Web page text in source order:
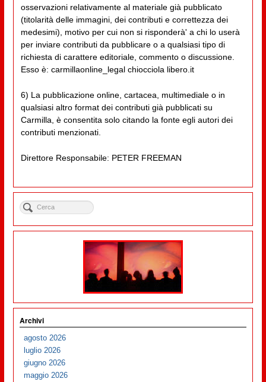
osservazioni relativamente al materiale già pubblicato
(titolarità delle immagini, dei contributi e correttezza dei
medesimi), motivo per cui non si risponderà' a chi lo userà
per inviare contributi da pubblicare o a qualsiasi tipo di
richiesta di carattere editoriale, commento o discussione.
Esso è: carmillaonline_legal chiocciola libero.it
6) La pubblicazione online, cartacea, multimediale o in
qualsiasi altro format dei contributi già pubblicati su
Carmilla, è consentita solo citando la fonte egli autori dei
contributi menzionati.
Direttore Responsabile: PETER FREEMAN
Archivi
agosto 2026
luglio 2026
giugno 2026
maggio 2026